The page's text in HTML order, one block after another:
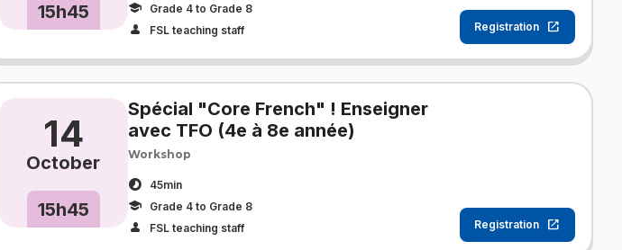
15h45
Grade 4 to Grade 8
FSL teaching staff
Registration
14
October
15h45
Spécial "Core French" ! Enseigner
avec TFO (4e à 8e année)
Workshop
45min
Grade 4 to Grade 8
FSL teaching staff
Registration